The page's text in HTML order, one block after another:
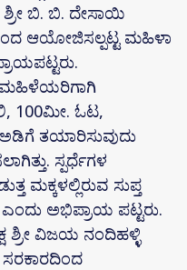
ಶ್ರೀ ಬಿ. ಬಿ. ದೇಸಾಯಿ
ಆಯೋಜಿಸಲ್ಪಟ್ಟ ಮಹಿಳಾ
ಮಹಿಳೆಯರಿಗಾಗಿ
100ಮೀ. ಓಟ,
ತಯಾರಿಸುವುದು
ಸ್ಪರ್ಧೆಗಳ
ಮಕ್ಕಳಲ್ಲಿರುವ ಸುಪ್ತ
ಅಭಿಪ್ರಾಯ ಪಟ್ಟರು.
ಶ್ರೀ ವಿಜಯ ನಂದಿಹಳ್ಳಿ